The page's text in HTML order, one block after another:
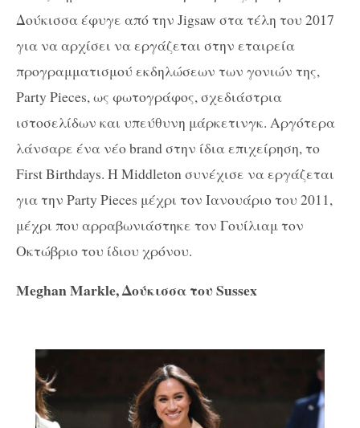
Δούκισσα έφυγε από την Jigsaw στα τέλη του 2017
για να αρχίσει να εργάζεται στην εταιρεία
προγραμματισμού εκδηλώσεων των γονιών της,
Party Pieces, ως φωτογράφος, σχεδιάστρια
ιστοσελίδων και υπεύθυνη μάρκετινγκ. Αργότερα
λάνσαρε ένα νέο brand στην ίδια επιχείρηση, το
First Birthdays. Η Middleton συνέχισε να εργάζεται
για την Party Pieces μέχρι τον Ιανουάριο του 2011,
μέχρι που αρραβωνιάστηκε τον Γουίλιαμ τον
Οκτώβριο του ίδιου χρόνου.
Meghan Markle, Δούκισσα του Sussex